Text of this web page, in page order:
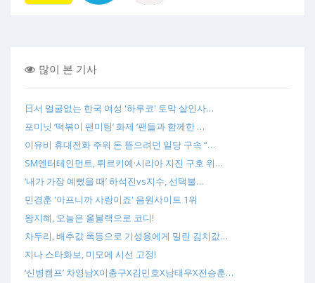
많이 본 기사
日서 얼굴없는 한국 여성 '하루코' 토막 살인사…
포미닛 ‘떡볶이 팬미팅’ 화제 ‘팬들과 함께한 …
이유비 휴대전화 주워 돈 뜯으려던 일당 구속 “…
SM엔터테인먼트, 튀르키예·시리아 지진 구호 위…
‘내가 가장 예뻤을 때’ 하석진vs지수, 선택불…
민경훈 '아프니까 사랑이죠' 음원사이트 1위
왕지혜, 오늘은 올블랙으로 코디!
차두리, 배추값 폭등으로 기성용에게 밀린 김치값…
지나 스타화보, 미모에 시선 고정!
‘신병캠프’ 차영남X이충구X김민호X남태우X전승훈…